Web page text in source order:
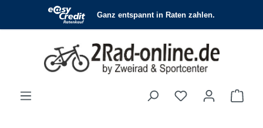
Zum Hauptinhalt springen
Du hast 0